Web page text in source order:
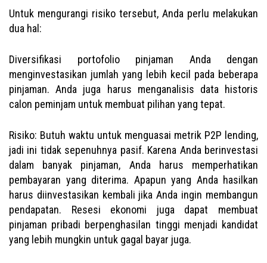
Untuk mengurangi risiko tersebut, Anda perlu melakukan
dua hal:
Diversifikasi portofolio pinjaman Anda dengan
menginvestasikan jumlah yang lebih kecil pada beberapa
pinjaman. Anda juga harus menganalisis data historis
calon peminjam untuk membuat pilihan yang tepat.
Risiko: Butuh waktu untuk menguasai metrik P2P lending,
jadi ini tidak sepenuhnya pasif. Karena Anda berinvestasi
dalam banyak pinjaman, Anda harus memperhatikan
pembayaran yang diterima. Apapun yang Anda hasilkan
harus diinvestasikan kembali jika Anda ingin membangun
pendapatan. Resesi ekonomi juga dapat membuat
pinjaman pribadi berpenghasilan tinggi menjadi kandidat
yang lebih mungkin untuk gagal bayar juga.